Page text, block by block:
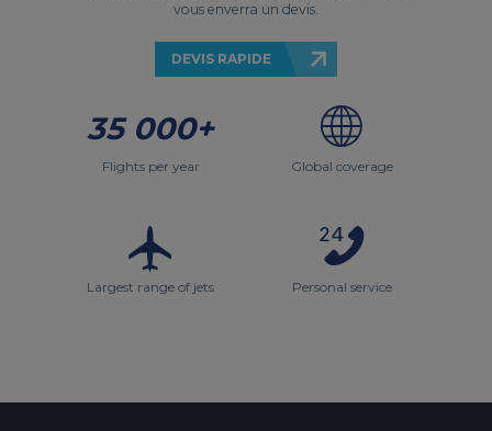
vous enverra un devis.
DEVIS RAPIDE
35 000+
Flights per year Global coverage
Largest range of jets Personal service